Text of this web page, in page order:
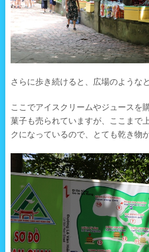
さらに歩き続けると、広場のような
ここでアイスクリームやジュースを
菓子も売られていますが、ここまで
クになっているので、とても乾き物